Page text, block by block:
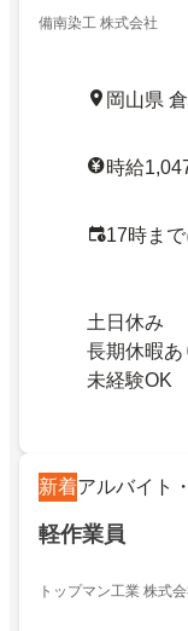
備南染工 株式会社
岡山県
時給
17時ま
土日休み
長期休暇あ
未経験OK
新着アルバイト
軽作業員
トップマン工業 株式